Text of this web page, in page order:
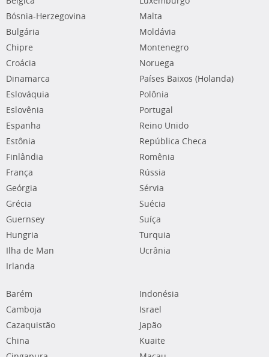
Bósnia-Herzegovina
Bulgária
Chipre
Croácia
Dinamarca
Eslováquia
Eslovênia
Espanha
Estônia
Finlândia
França
Geórgia
Grécia
Guernsey
Hungria
Ilha de Man
Irlanda
Malta
Moldávia
Montenegro
Noruega
Países Baixos (Holanda)
Polônia
Portugal
Reino Unido
República Checa
Romênia
Rússia
Sérvia
Suécia
Suíça
Turquia
Ucrânia
Barém
Camboja
Cazaquistão
China
Indonésia
Israel
Japão
Kuaite